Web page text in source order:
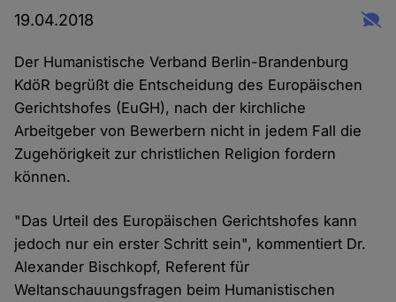
19.04.2018
Der Humanistische Verband Berlin-Brandenburg
KdöR begrüßt die Entscheidung des Europäischen
Gerichtshofes (EuGH), nach der kirchliche
Arbeitgeber von Bewerbern nicht in jedem Fall die
Zugehörigkeit zur christlichen Religion fordern
können.
"Das Urteil des Europäischen Gerichtshofes kann
jedoch nur ein erster Schritt sein", kommentiert Dr.
Alexander Bischkopf, Referent für
Weltanschauungsfragen beim Humanistischen